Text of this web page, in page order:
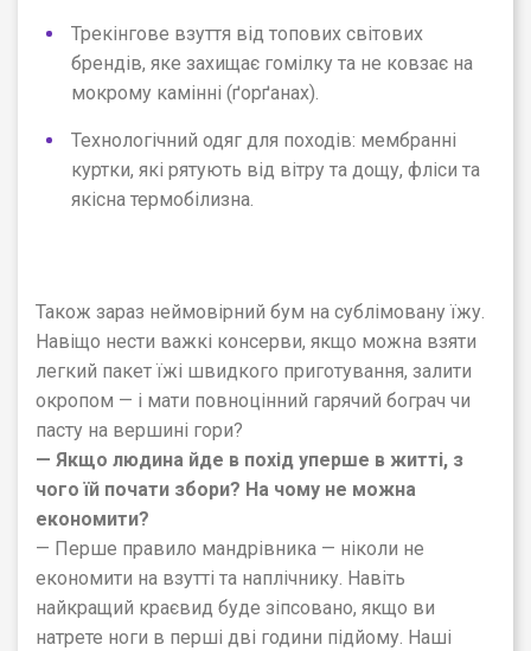
Трекінгове взуття від топових світових
брендів, яке захищає гомілку та не ковзає на
мокрому камінні (ґорґанах).
Технологічний одяг для походів: мембранні
куртки, які рятують від вітру та дощу, фліси та
якісна термобілизна.
Також зараз неймовірний бум на сублімовану їжу.
Навіщо нести важкі консерви, якщо можна взяти
легкий пакет їжі швидкого приготування, залити
окропом — і мати повноцінний гарячий бограч чи
пасту на вершині гори?
— Якщо людина йде в похід уперше в житті, з
чого їй почати збори? На чому не можна
економити?
— Перше правило мандрівника — ніколи не
економити на взутті та наплічнику. Навіть
найкращий краєвид буде зіпсовано, якщо ви
натрете ноги в перші дві години підйому. Наші